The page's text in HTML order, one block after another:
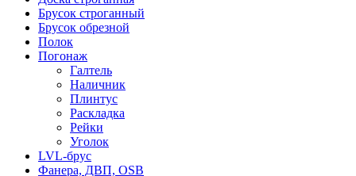
Брусок строганный
Брусок обрезной
Полок
Погонаж
Галтель
Наличник
Плинтус
Раскладка
Рейки
Уголок
LVL-брус
Фанера, ДВП, OSB